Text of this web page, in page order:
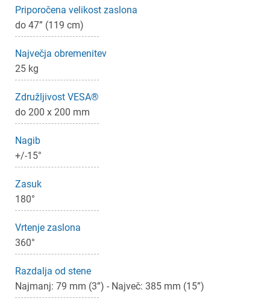
Priporočena velikost zaslona
do 47” (119 cm)
Največja obremenitev
25 kg
Združljivost VESA®
do 200 x 200 mm
Nagib
+/-15°
Zasuk
180°
Vrtenje zaslona
360°
Razdalja od stene
Najmanj: 79 mm (3”) - Največ: 385 mm (15”)
Prijava
Za dodajanje na seznam želja morate biti prijavljeni.
Prekliči